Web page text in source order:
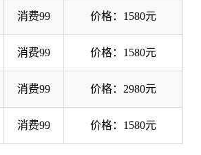
消费99 价格：1580元
消费99 价格：1580元
消费99 价格：2980元
消费99 价格：1580元